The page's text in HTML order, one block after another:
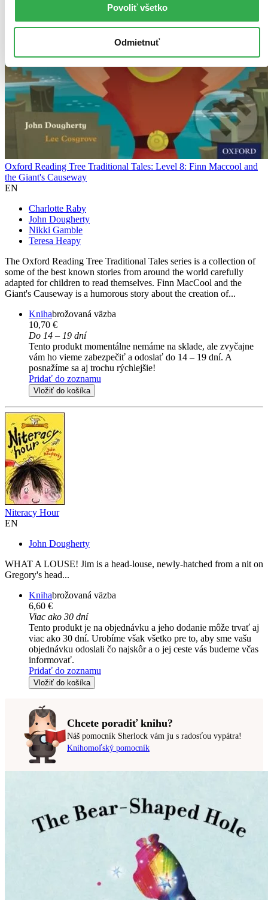
Povoliť všetko
Odmietnuť
Oxford Reading Tree Traditional Tales: Level 8: Finn Maccool and
the Giant's Causeway
EN
Charlotte Raby
John Dougherty
Nikki Gamble
Teresa Heapy
The Oxford Reading Tree Traditional Tales series is a collection of
some of the best known stories from around the world carefully
adapted for children to read themselves. Finn MacCool and the
Giant's Causeway is a humorous story about the creation of...
Knihabrožovaná väzba
10,70 €
Do 14 – 19 dní
Tento produkt momentálne nemáme na sklade, ale zvyčajne
vám ho vieme zabezpečiť a odoslať do 14 – 19 dní. A
posnažíme sa aj trochu rýchlejšie!
Pridať do zoznamu
Vložiť do košíka
Niteracy Hour
EN
John Dougherty
WHAT A LOUSE! Jim is a head-louse, newly-hatched from a nit on
Gregory's head...
Knihabrožovaná väzba
6,60 €
Viac ako 30 dní
Tento produkt je na objednávku a jeho dodanie môže trvať aj
viac ako 30 dní. Urobíme však všetko pre to, aby sme vašu
objednávku odoslali čo najskôr a o jej ceste vás budeme včas
informovať.
Pridať do zoznamu
Vložiť do košíka
Chcete poradiť knihu?
Náš pomocník Sherlock vám ju s radosťou vypátra!
Knihomoľský pomocník